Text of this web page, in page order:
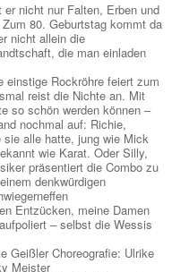
nicht nur Falten, Erben und
80. Geburtstag kommt da
nicht allein die
die man einladen
einstige Rockröhre feiert zum
reist die Nichte an. Mit
so schön werden können –
nochmal auf: Richie,
sie alle hatte, jung wie Mick
wie Karat. Oder Silly,
präsentiert die Combo zu
denkwürdigen
Entzücken, meine Damen
– selbst die Wessis
Geißler Choreografie: Ulrike
Meister